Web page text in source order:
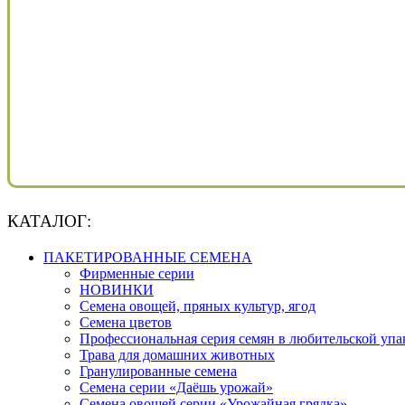
КАТАЛОГ:
ПАКЕТИРОВАННЫЕ СЕМЕНА
Фирменные серии
НОВИНКИ
Семена овощей, пряных культур, ягод
Семена цветов
Профессиональная серия семян в любительской
Трава для домашних животных
Гранулированные семена
Семена серии «Даёшь урожай»